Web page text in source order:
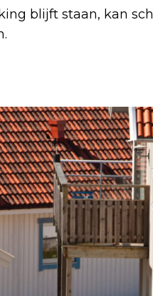
blijft staan, kan